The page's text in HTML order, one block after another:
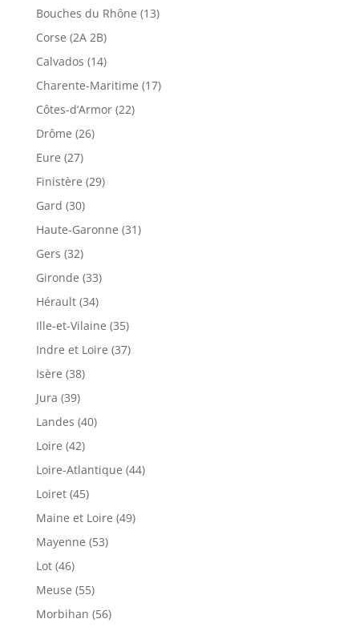
Bouches du Rhône (13)
Corse (2A 2B)
Calvados (14)
Charente-Maritime (17)
Côtes-d’Armor (22)
Drôme (26)
Eure (27)
Finistère (29)
Gard (30)
Haute-Garonne (31)
Gers (32)
Gironde (33)
Hérault (34)
Ille-et-Vilaine (35)
Indre et Loire (37)
Isère (38)
Jura (39)
Landes (40)
Loire (42)
Loire-Atlantique (44)
Loiret (45)
Maine et Loire (49)
Mayenne (53)
Lot (46)
Meuse (55)
Morbihan (56)